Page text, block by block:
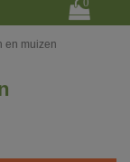
0
en muizen